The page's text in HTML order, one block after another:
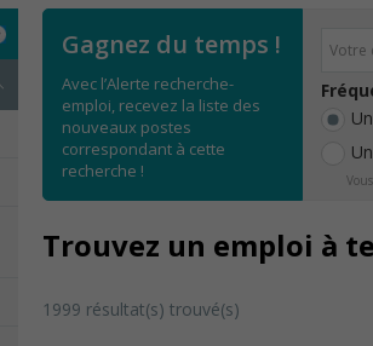
Gagnez du temps !
Avec l’Alerte recherche-
emploi, recevez la liste des
nouveaux postes
correspondant à cette
recherche !
Trouvez un emploi à
1999 résultat(s) trouvé(s)